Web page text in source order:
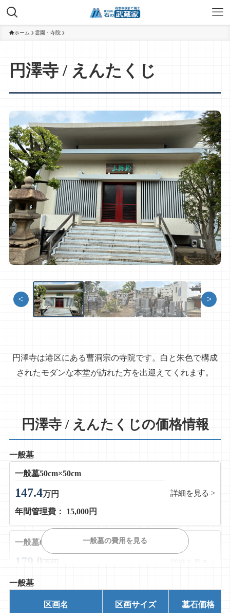
ホーム 霊園・寺院
円澤寺 / えんたくじ
< >
円澤寺は港区にある曹洞宗の寺院です。白と朱色で構成
されたモダンな本堂が訪れた方を出迎えてくれます。
円澤寺 / えんたくじの価格情報
一般墓
一般墓50cm×50cm
147.4万円
年間管理費： 15,000円
詳細を見る >
一般墓60cm×60cm
179.0
年間管理費： 15,000円
一般墓90cm×90cm
一般墓の費用を見る
一般墓
区画名 区画サイズ 墓石価格